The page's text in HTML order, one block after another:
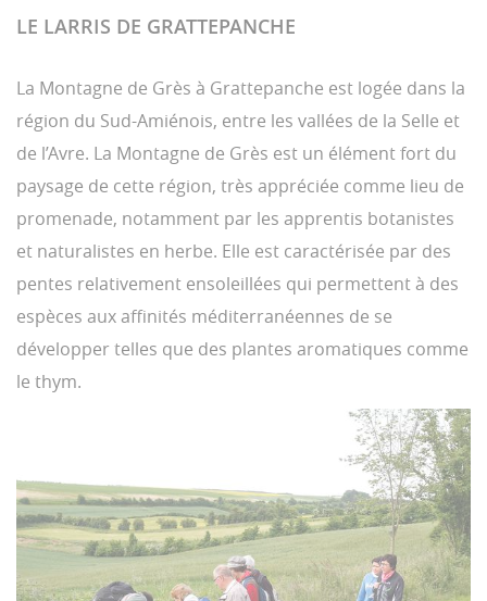
LE LARRIS DE GRATTEPANCHE
La Montagne de Grès à Grattepanche est logée dans la
région du Sud-Amiénois, entre les vallées de la Selle et
de l’Avre. La Montagne de Grès est un élément fort du
paysage de cette région, très appréciée comme lieu de
promenade, notamment par les apprentis botanistes
et naturalistes en herbe. Elle est caractérisée par des
pentes relativement ensoleillées qui permettent à des
espèces aux affinités méditerranéennes de se
développer telles que des plantes aromatiques comme
le thym.